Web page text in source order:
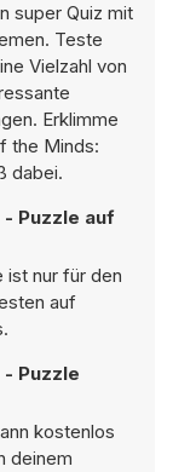
super Quiz mit
Teste
Vielzahl von
Erklimme
the Minds:
dabei.
- Puzzle auf
ist nur für den
auf
Puzzle
kostenlos
deinem